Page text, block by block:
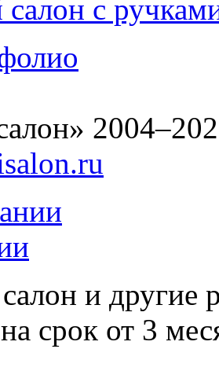
салон с
и другие
срок от 3